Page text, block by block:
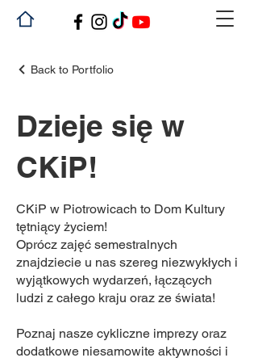
Back to Portfolio
Dzieje się w
CKiP!
CKiP w Piotrowicach to Dom Kultury
tętniący życiem!
Oprócz zajęć semestralnych
znajdziecie u nas szereg niezwykłych i
wyjątkowych wydarzeń, łączących
ludzi z całego kraju oraz ze świata!
Poznaj nasze cykliczne imprezy oraz
dodatkowe niesamowite aktywności i